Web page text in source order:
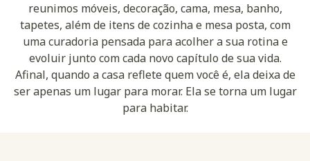
reunimos móveis, decoração, cama, mesa, banho,
tapetes, além de itens de cozinha e mesa posta, com
uma curadoria pensada para acolher a sua rotina e
evoluir junto com cada novo capítulo de sua vida.
Afinal, quando a casa reflete quem você é, ela deixa de
ser apenas um lugar para morar. Ela se torna um lugar
para habitar.